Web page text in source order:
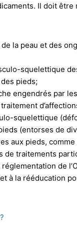
Il doit être
la peau et des
squelettique
pieds;
engendrés par
squelettique
(entorses de
aux pieds,
traitements
de
à la rééducation